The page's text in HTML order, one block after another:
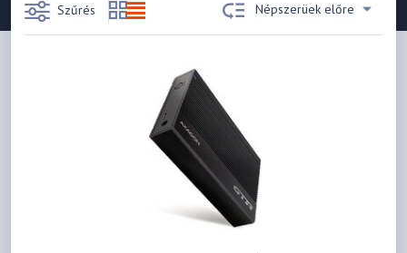
Szűrés Népszerüek előre